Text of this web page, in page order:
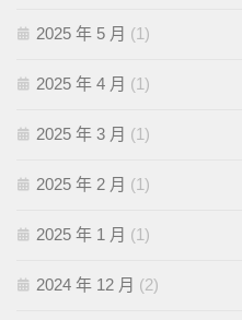
2025 年 5 月 (1)
2025 年 4 月 (1)
2025 年 3 月 (1)
2025 年 2 月 (1)
2025 年 1 月 (1)
2024 年 12 月 (2)